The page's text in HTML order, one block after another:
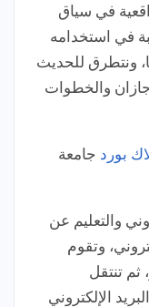
في سياق
في استخدامه
ونتطرق للحديث
والخطوات
بورد جامعة
والتعليم عن
وتقوم
ثم تنتقل
الإلكتروني